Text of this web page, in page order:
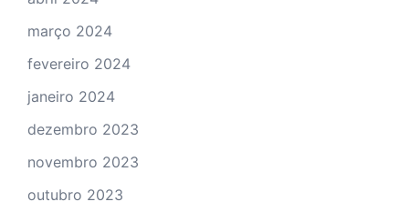
março 2024
fevereiro 2024
janeiro 2024
dezembro 2023
novembro 2023
outubro 2023